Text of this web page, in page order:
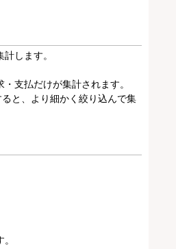
します。
支払だけが集計されます。
と、より細かく絞り込んで集